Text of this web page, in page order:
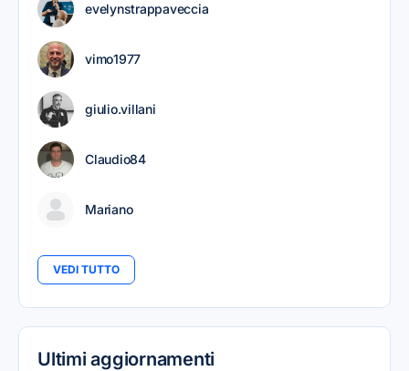
evelynstrappaveccia
vimo1977
giulio.villani
Claudio84
Mariano
VEDI TUTTO
Ultimi aggiornamenti